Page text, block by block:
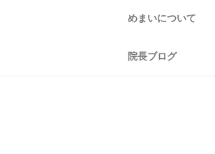
めまいについて
院長ブログ